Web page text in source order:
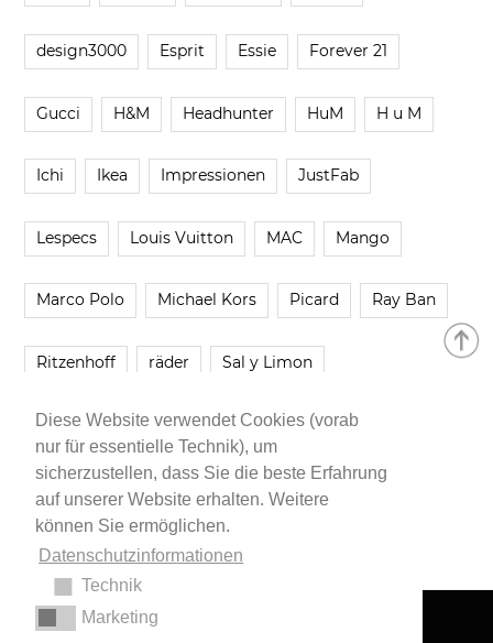
Diese Website verwendet Cookies (vorab
nur für essentielle Technik), um
sicherzustellen, dass Sie die beste Erfahrung
auf unserer Website erhalten. Weitere
können Sie ermöglichen.
Datenschutzinformationen
Technik
Marketing
design3000 Esprit Essie Forever 21
Gucci H&M Headhunter HuM H u M
Ichi Ikea Impressionen JustFab
Lespecs Louis Vuitton MAC Mango
Marco Polo Michael Kors Picard Ray Ban
Ritzenhoff räder Sal y Limon
Smartbuyglasses smash! Steve Madden
Younique Zara
Impressum